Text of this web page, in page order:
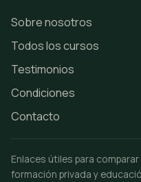
Sobre nosotros
Todos los cursos
Testimonios
Condiciones
Contacto
Enlaces útiles para
formación privada y